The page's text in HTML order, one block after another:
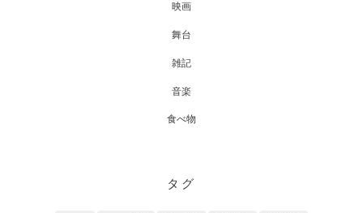
映画
舞台
雑記
音楽
食べ物
タグ